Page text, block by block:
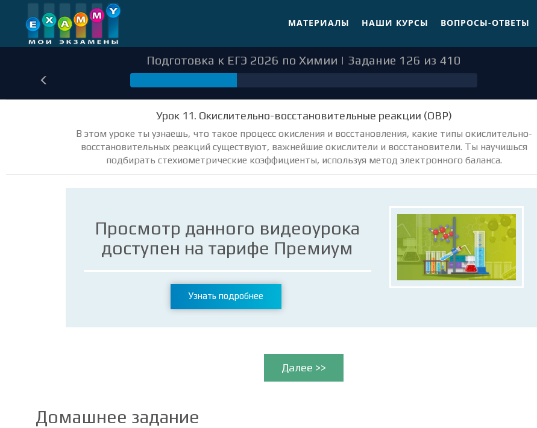
МАТЕРИАЛЫ НАШИ КУРСЫ ВОПРОСЫ-ОТВЕТЫ
Подготовка к ЕГЭ 2026 по Химии | Задание 126 из 410
Урок 11. Окислительно-восстановительные реакции (ОВР)
В этом уроке ты узнаешь, что такое процесс окисления и восстановления, какие типы окислительно-
восстановительных реакций существуют, важнейшие окислители и восстановители. Ты научишься
подбирать стехиометрические коэффициенты, используя метод электронного баланса.
Просмотр данного видеоурока
доступен на тарифе Премиум
Узнать подробнее
Далее >>
Домашнее задание